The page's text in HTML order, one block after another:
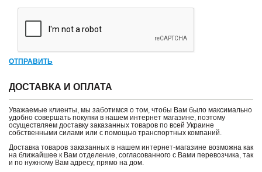
ОТПРАВИТЬ
ДОСТАВКА И ОПЛАТА
Уважаемые клиенты, мы заботимся о том, чтобы Вам было максимально
удобно совершать покупки в нашем интернет магазине, поэтому
осуществляем доставку заказанных товаров по всей Украине
собственными силами или с помощью транспортных компаний.
Доставка товаров заказанных в нашем интернет-магазине возможна как
на ближайшее к Вам отделение, согласованного с Вами перевозчика, так
и по нужному Вам адресу, прямо на дом.